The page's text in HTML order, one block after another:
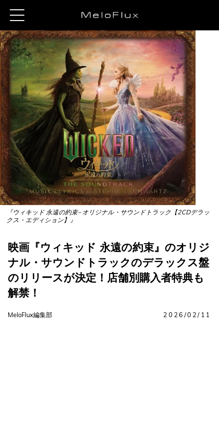
『ウィキッド 永遠の約束– オリジナル・サウンドトラック【2CDデラッ
クス・エディション】』
映画『ウィキッド 永遠の約束』のオリジ
ナル・サウンドトラックのデラックス盤
のリリースが決定！店舗別購入者特典も
解禁！
MeloFlux編集部 2026/02/11